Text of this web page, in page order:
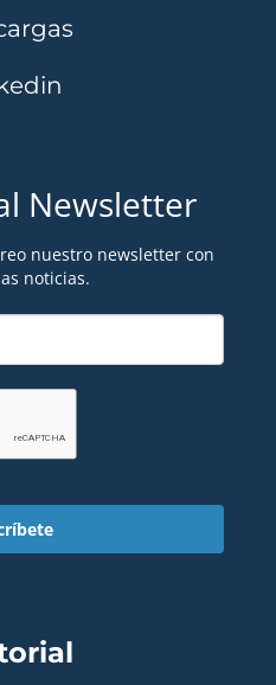
Newsletter
nuestro newsletter con
noticias.